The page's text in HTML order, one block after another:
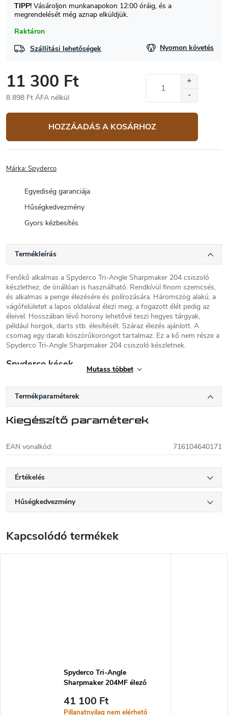
Raktáron
TIPP! Vásároljon munkanapokon 12:00 óráig, és a
megrendelését még aznap elküldjük.
Szállítási lehetőségek Nyomon követés
11 300 Ft
8 898 Ft ÁFA nélkül
HOZZÁADÁS A KOSÁRHOZ
Márka:Spyderco
Egyediség garanciája
Hűségkedvezmény
Gyors kézbesítés
Termékleírás
Fenőkő alkalmas a Spyderco Tri-Angle Sharpmaker 204 csiszoló
készlethez, de önállóan is használható. Rendkívül finom szemcsés,
és alkalmas a penge élezésére és polírozására. Háromszög alakú, a
vágófelületet a lapos oldalával élezi meg, a fogazott élét pedig az
éleivel. Hosszában lévő horony lehetővé teszi hegyes tárgyak,
például horgok, darts stb. élesítését. Száraz élezés ajánlott. A
csomag egy darab köszörűkorongot tartalmaz. Ez a kő nem része a
Spyderco Tri-Angle Sharpmaker 204 csiszoló készletnek.
Spyderco kések
Spyderco nevű céget, és két évvel később a
coloradói Goldenben telepedett le. A Tri-
C01 Worker kés, egy zárókés az ikonikus kerek lyukkal a pengén az
kezdték meghatározni az egész késiparban a trendet.
Mutass többet
Termékparaméterek
Kiegészítő paraméterek
EAN vonalkód: 716104640171
Értékelés
Hűségkedvezmény
Kapcsolódó termékek
Spyderco Tri-Angle
Sharpmaker 204MF élező
41 100 Ft
Pillanatnyilag nem elérhető